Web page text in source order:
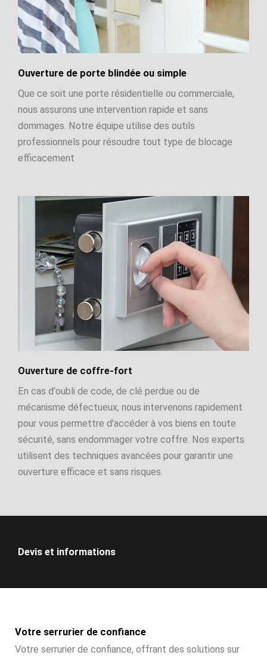
Ouverture de porte blindée ou simple
Que ce soit une porte résidentielle ou commerciale,
nous assurons une intervention rapide et sans
dommages. Notre équipe utilise des outils
professionnels pour résoudre tout type de blocage
efficacement
Ouverture de coffre-fort
En cas d'oubli de code, de clé perdue ou de
mécanisme défectueux, nous intervenons rapidement
pour vous permettre d'accéder à vos biens en toute
sécurité, sans endommager votre coffre. Nos experts
utilisent des techniques avancées pour garantir une
ouverture efficace et sans risques.
Devis et informations
Votre serrurier de confiance
Votre serrurier de confiance, offrant des solutions sur